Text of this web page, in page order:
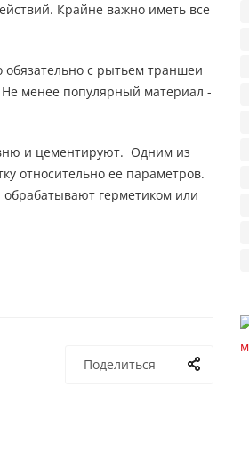
Крайне важно иметь все
обязательно с рытьем траншеи
менее популярный материал -
и цементируют. Одним из
относительно ее параметров.
обрабатывают герметиком или
Поделиться